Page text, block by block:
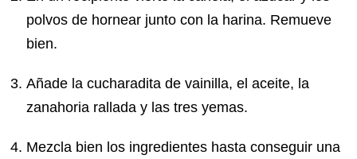
polvos de hornear junto con la harina. Remueve
bien.
Añade la cucharadita de vainilla, el aceite, la
zanahoria rallada y las tres yemas.
Mezcla bien los ingredientes hasta conseguir una